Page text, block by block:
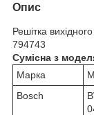
Опис
Решітка
794743
Сумісна з
Марка
Bosch